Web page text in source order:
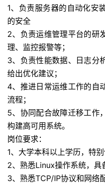
1、负责服务器的自动化安
的安全
2、负责运维管理平台的研
理、监控报警等；
3、负责性能数据、日志分
给出优化建议；
4、推进日常运维工作的自
流程；
5、协同配合故障迁移工作
构建高可用系统。
岗位要求：
1、大学本科以上学历，特别
2、熟悉Linux操作系统，具
3、熟悉TCP/IP协议和网络